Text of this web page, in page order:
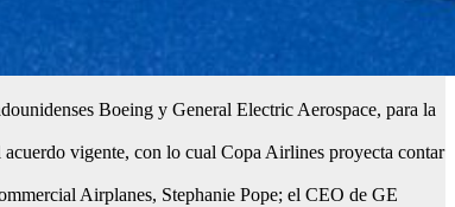
Boeing y General Electric Aerospace, para la
vigente, con lo cual Copa Airlines proyecta contar
Airplanes, Stephanie Pope; el CEO de GE